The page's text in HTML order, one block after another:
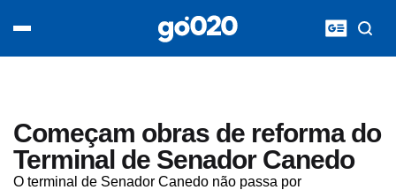
Começam obras de reforma do
Terminal de Senador Canedo
O terminal de Senador Canedo não passa por
acontece agora
entretenimento
vídeos
pod020